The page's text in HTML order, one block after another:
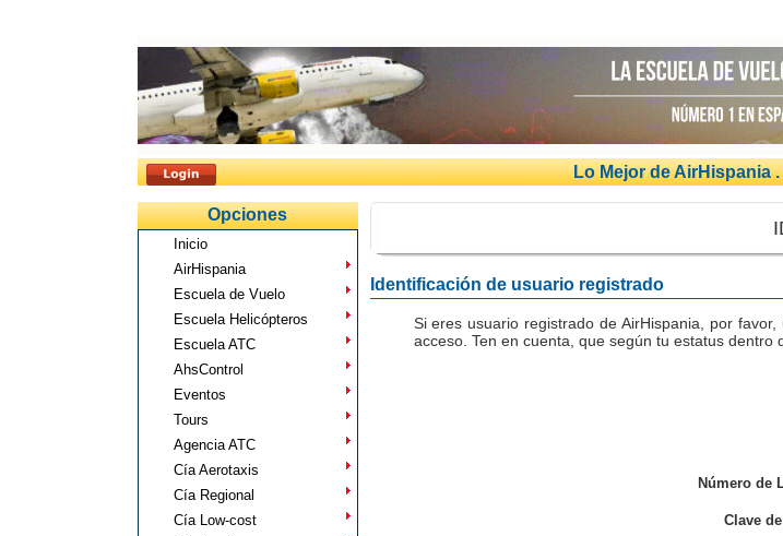
Lo Mejor de AirHispania .
Opciones
Inicio
AirHispania
Escuela de Vuelo
Escuela Helicópteros
Escuela ATC
AhsControl
Eventos
Tours
Agencia ATC
Cía Aerotaxis
Cía Regional
Cía Low-cost
Identificación de usuario registrado
Si eres usuario registrado de AirHispania, por
acceso. Ten en cuenta, que según tu estatus
Número de
Clave